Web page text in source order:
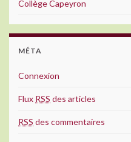
Collège Capeyron
MÉTA
Connexion
Flux RSS des articles
RSS des commentaires